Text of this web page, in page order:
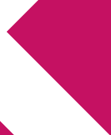
Min tv-blogg
31